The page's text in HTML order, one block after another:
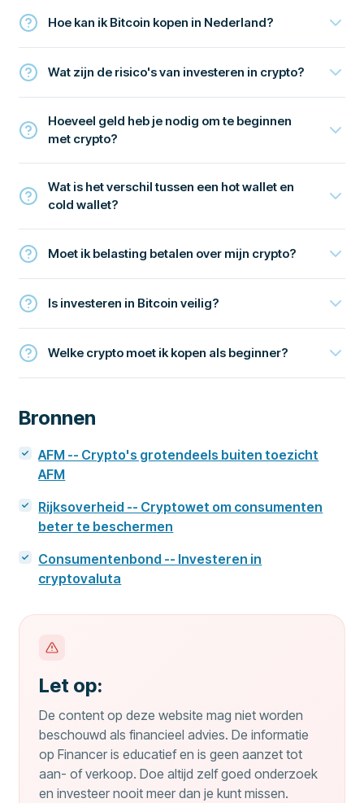
Hoe kan ik Bitcoin kopen in Nederland?
Wat zijn de risico's van investeren in crypto?
Hoeveel geld heb je nodig om te beginnen
met crypto?
Wat is het verschil tussen een hot wallet en
cold wallet?
Moet ik belasting betalen over mijn crypto?
Is investeren in Bitcoin veilig?
Welke crypto moet ik kopen als beginner?
Bronnen
AFM -- Crypto's grotendeels buiten toezicht
AFM
Rijksoverheid -- Cryptowet om consumenten
beter te beschermen
Consumentenbond -- Investeren in
cryptovaluta
Let op:
De content op deze website mag niet worden
beschouwd als financieel advies. De informatie
op Financer is educatief en is geen aanzet tot
aan- of verkoop. Doe altijd zelf goed onderzoek
en investeer nooit meer dan je kunt missen.